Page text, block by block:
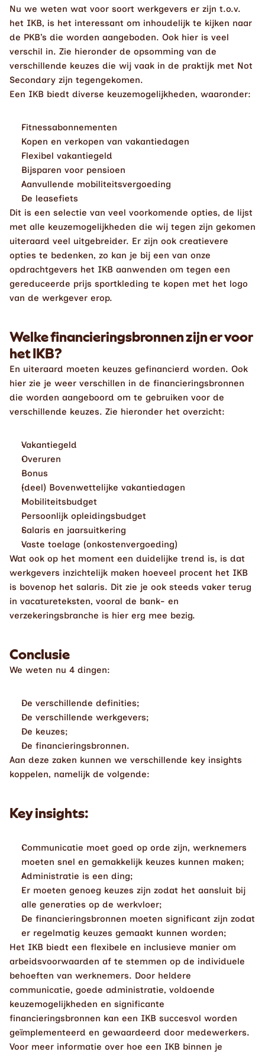
Nu we weten wat voor soort werkgevers er zijn t.o.v.
het IKB, is het interessant om inhoudelijk te kijken naar
de PKB’s die worden aangeboden. Ook hier is veel
verschil in. Zie hieronder de opsomming van de
verschillende keuzes die wij vaak in de praktijk met Not
Secondary zijn tegengekomen.
Een IKB biedt diverse keuzemogelijkheden, waaronder:
Fitnessabonnementen
Kopen en verkopen van vakantiedagen
Flexibel vakantiegeld
Bijsparen voor pensioen
Aanvullende mobiliteitsvergoeding
De leasefiets
Dit is een selectie van veel voorkomende opties, de lijst
met alle keuzemogelijkheden die wij tegen zijn gekomen
uiteraard veel uitgebreider. Er zijn ook creatievere
opties te bedenken, zo kan je bij een van onze
opdrachtgevers het IKB aanwenden om tegen een
gereduceerde prijs sportkleding te kopen met het logo
van de werkgever erop.
Welke financieringsbronnen zijn er voor
het IKB?
En uiteraard moeten keuzes gefinancierd worden. Ook
hier zie je weer verschillen in de financieringsbronnen
die worden aangeboord om te gebruiken voor de
verschillende keuzes. Zie hieronder het overzicht:
Vakantiegeld
Overuren
Bonus
(deel) Bovenwettelijke vakantiedagen
Mobiliteitsbudget
Persoonlijk opleidingsbudget
Salaris en jaarsuitkering
Vaste toelage (onkostenvergoeding)
Wat ook op het moment een duidelijke trend is, is dat
werkgevers inzichtelijk maken hoeveel procent het IKB
is bovenop het salaris. Dit zie je ook steeds vaker terug
in vacatureteksten, vooral de bank- en
verzekeringsbranche is hier erg mee bezig.
Conclusie
We weten nu 4 dingen:
De verschillende definities;
De verschillende werkgevers;
De keuzes;
De financieringsbronnen.
Aan deze zaken kunnen we verschillende key insights
koppelen, namelijk de volgende:
Key insights:
Communicatie moet goed op orde zijn, werknemers
moeten snel en gemakkelijk keuzes kunnen maken;
Administratie is een ding;
Er moeten genoeg keuzes zijn zodat het aansluit bij
alle generaties op de werkvloer;
De financieringsbronnen moeten significant zijn zodat
er regelmatig keuzes gemaakt kunnen worden;
Het IKB biedt een flexibele en inclusieve manier om
arbeidsvoorwaarden af te stemmen op de individuele
behoeften van werknemers. Door heldere
communicatie, goede administratie, voldoende
keuzemogelijkheden en significante
financieringsbronnen kan een IKB succesvol worden
geïmplementeerd en gewaardeerd door medewerkers.
Voor meer informatie over hoe een IKB binnen je